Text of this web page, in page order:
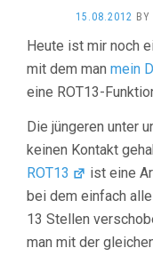
15.08.2012 BY
Heute ist mir noch
mit dem man mein
eine ROT13-
Die jüngeren unter
keinen Kontakt
ROT13
ist eine
bei dem einfach
13 Stellen
man mit der